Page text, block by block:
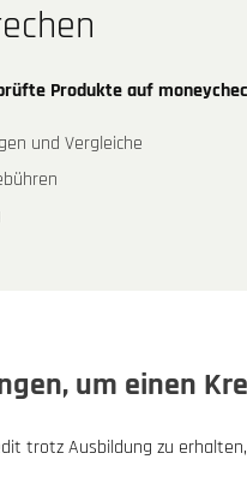
Produkte auf
und Vergleiche
um einen
trotz Ausbildung zu